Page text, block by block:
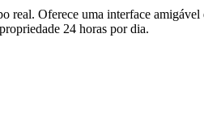
Oferece uma interface
24 horas por dia.